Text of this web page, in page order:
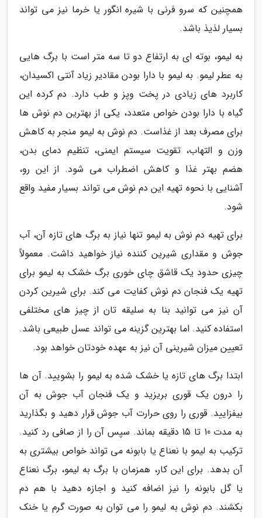
همچنین که سرو فرنی با شیره انگور یا خرما نیز می تواند
بسیار لذیذ باشد.
به لیمو، بوته ای به ارتفاع دو تا سه متر است با برگ هایی
به عطر لیمو. به لیمو با دارا بودن مقادیر زیاد آنتی اکسیدان،
کاربرد های زیادی در پخت وپز و طب دارد. دم کرده این
گیاه با دارا بودن خواص متعدد، یکی از بهترین دم نوش ها
برای مصرف بعد از غذاست. دم نوش به لیمو منجر به کاهش
وزن و التهاب، تقویت سیستم ایمنی، تنظیم دمای بدن،
هضم بهتر غذا و کاهش اضطراب می شود. از این رو،
آشنایی با نحوه تهیه این دم نوش می تواند بسیار مفید واقع
شود.
برای تهیه دم نوش به لیمو تنها نیاز به برگ های تازه آن، آب
جوش و مقداری شیرین کننده نیاز خواهید داشت. معمولاً
چیزی حدود یک قاشق چای خوری برگ خشک به لیمو برای
تهیه یک فنجان دم نوش کفایت می کند. برای شیرین کردن
آن نیز می توانید بنا به سلیقه تان از چیز های مختلفی
استفاده کنید. اما بهترین گزینه می تواند عسل طبیعی باشد.
تعیین میزان شیرینی آن نیز به عهده خودتان خواهد بود.
ابتدا برگ های تازه یا خشک شده به لیمو را بشویید. آن ها
را درون یک قوری بریزید و یک فنجان آب جوش به آن
بیفزایید. قوری را روی حرارت آب جوش قرار دهید و بگذارید
به مدت 10 تا 15 دقیقه بماند. سپس آن را از صافی رد کنید.
ترکیب به لیمو با نعناع یا بابونه می تواند خواص بیشتری به
آن بدهد. برای این کار، همزمان با برگ به لیمو، برگ نعناع
یا گل بابونه را نیز اضافه کنید و اجازه دهید با هم دم
بکشند. دم نوش به لیمو را می توان به صورت گرم یا خنک